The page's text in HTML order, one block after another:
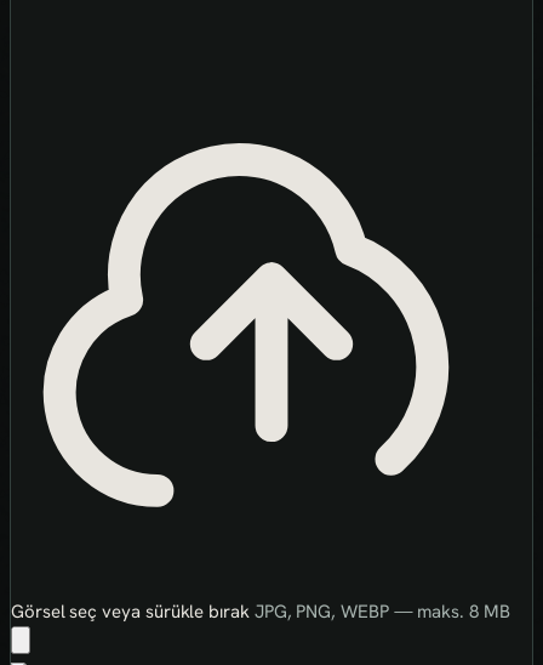
Görsel seç veya sürükle bırak JPG, PNG, WEBP — maks. 8 MB